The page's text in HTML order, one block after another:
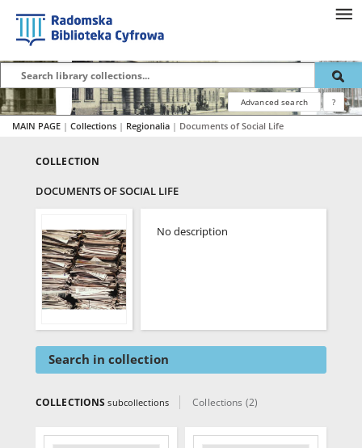
Advanced search ?
MAIN PAGE | Collections | Regionalia | Documents of Social Life
COLLECTION
DOCUMENTS OF SOCIAL LIFE
No description
Search in collection
COLLECTIONSsubcollections Collections (2)